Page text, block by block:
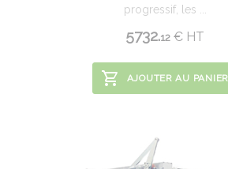
progressif, les ...
5732.12 € HT
AJOUTER AU PANIER